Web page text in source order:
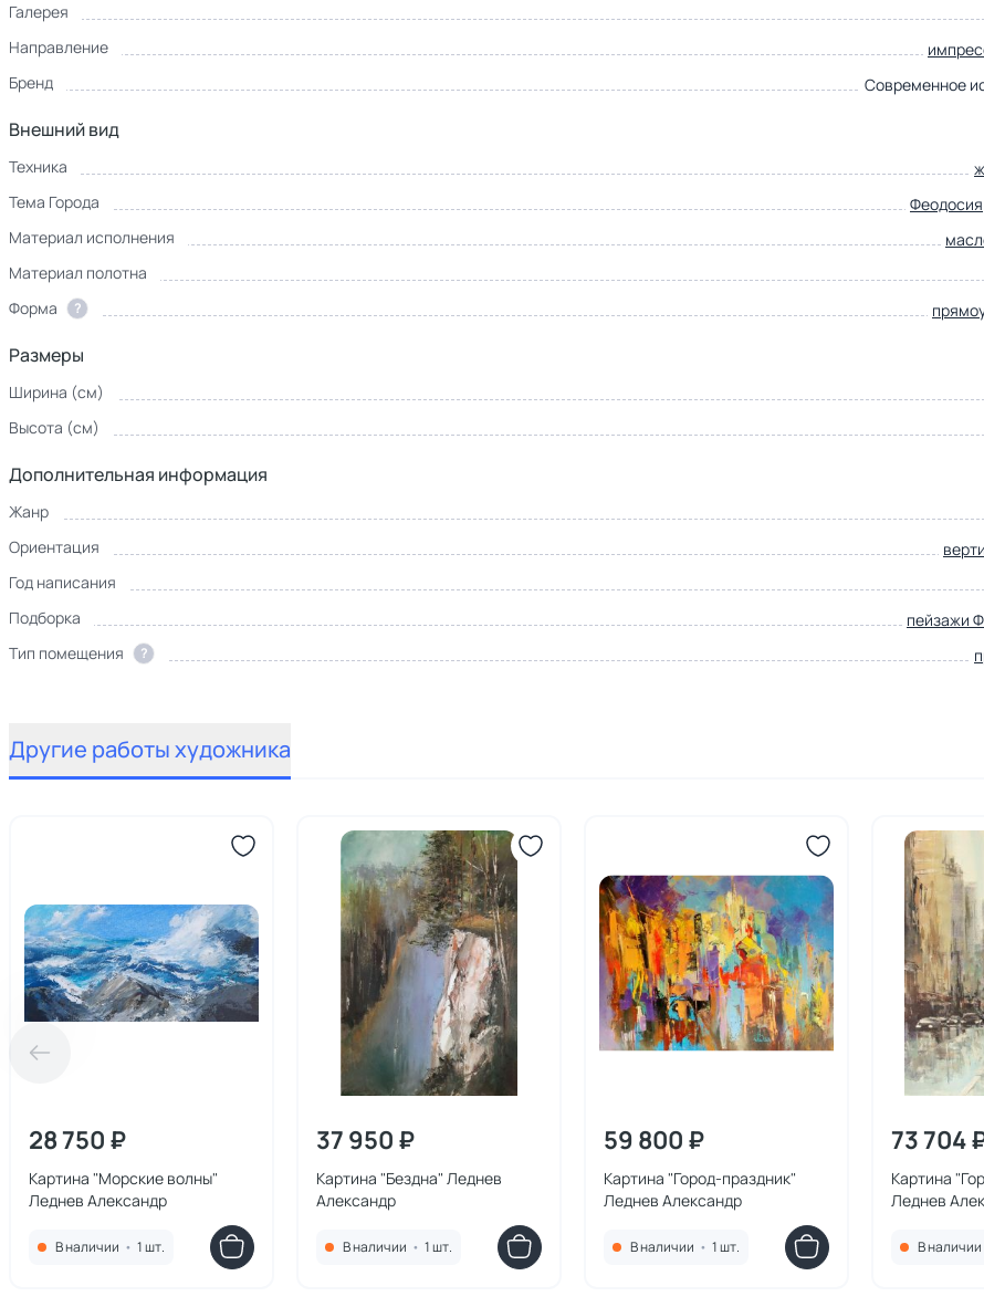
Галерея
Направление
Бренд
Современное
Внешний вид
Техника
Тема Города
Феодосия
Материал исполнения
Материал полотна
Форма
?
Размеры
Ширина (см)
Высота (см)
Дополнительная информация
Жанр
Ориентация
Год написания
Подборка
пейзажи
Тип помещения
?
Другие работы художника
28 750 ₽
Картина "Морские волны"
Леднев Александр
В наличии • 1 шт.
37 950 ₽
Картина "Бездна" Леднев
Александр
В наличии • 1 шт.
59 800 ₽
Картина "Город-праздник"
Леднев Александр
В наличии • 1 шт.
73 704
Картина
Леднев
В наличии